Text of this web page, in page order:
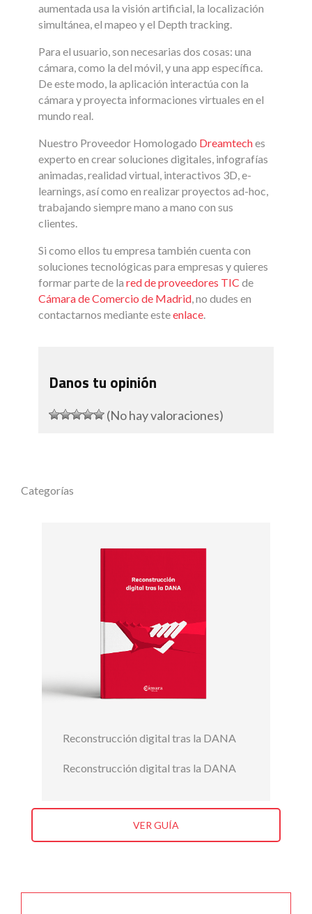
aumentada usa la visión artificial, la localización
simultánea, el mapeo y el Depth tracking.
Para el usuario, son necesarias dos cosas: una
cámara, como la del móvil, y una app específica.
De este modo, la aplicación interactúa con la
cámara y proyecta informaciones virtuales en el
mundo real.
Nuestro Proveedor Homologado Dreamteches
experto en crear soluciones digitales, infografías
animadas, realidad virtual, interactivos 3D, e-
learnings, así como en realizar proyectos ad-hoc,
trabajando siempre mano a mano con sus
clientes.
Si como ellos tu empresa también cuenta con
soluciones tecnológicas para empresas y quieres
formar parte de la red de proveedores TIC de
Cámara de Comercio de Madrid , no dudes en
contactarnos mediante esteenlace
Danos tu opinión
(No hay valoraciones)
Categorías
Reconstrucción digital tras la DANA
Reconstrucción digital tras la DANA
VER GUÍA